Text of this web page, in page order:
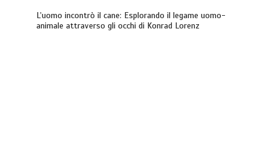
L’uomo incontrò il cane: Esplorando il legame uomo-
animale attraverso gli occhi di Konrad Lorenz